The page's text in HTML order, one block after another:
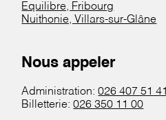
Equilibre, Fribourg
Nuithonie, Villars-sur-Glâne
Nous appeler
Administration:026 407 51 41
Billetterie:026 350 11 00